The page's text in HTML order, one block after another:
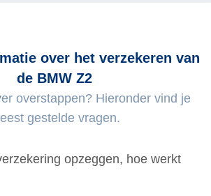
over het verzekeren van
de BMW Z2
overstappen? Hieronder vind je
gestelde vragen.
opzeggen, hoe werkt